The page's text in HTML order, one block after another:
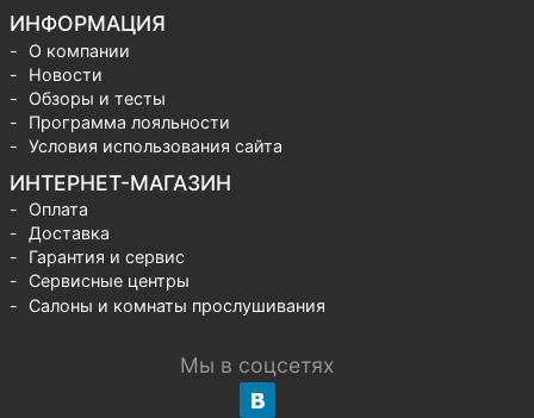
ИНФОРМАЦИЯ
О компании
Новости
Обзоры и тесты
Программа лояльности
Условия использования сайта
ИНТЕРНЕТ-МАГАЗИН
Оплата
Доставка
Гарантия и сервис
Сервисные центры
Салоны и комнаты прослушивания
Мы в соцсетях